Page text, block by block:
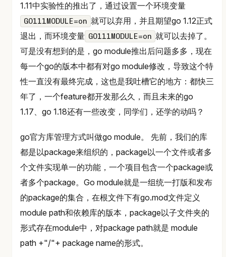
1.11中实验性的推出了，通过设置一个环境变量
GO111MODULE=on 就可以弃用，并且期望go 1.12正式
退出，而环境变量 GO111MODULE=on 就可以去掉了。
可是没有想到的是，go module推出后问题多多，现在
每一个go的版本中都有对go module修改，导致这个特
性一直没有最终完成，这也是我吐槽它的地方：都快三
年了，一个feature都开发那么久，而且未来的go
1.17、go 1.18还有一些改变，同学们，还学的动吗？
go官方库管理方式叫做go module。 先前，我们的库
都是以package来组织的，package以一个文件或者多
个文件实现单一的功能，一个项目包含一个package或
者多个package。Go module就是一组统一打版和发布
的package的集合，在根文件下有go.mod文件定义
module path和依赖库的版本，package以子文件夹的
形式存在module中，对package path就是 module
path +"/"+ package name的形式。